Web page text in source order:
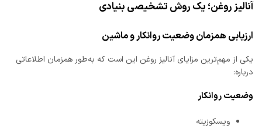
آنالیز روغن؛ یک روش تشخیصی بنیادی
ارزیابی همزمان وضعیت روانکار و ماشین
یکی از مهم‌ترین مزایای آنالیز روغن این است که به‌طور همزمان اطلاعاتی
درباره:
وضعیت روانکار
ویسکوزیته